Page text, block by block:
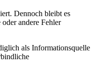
Dennoch bleibt es
andere Fehler
als Informationsquelle